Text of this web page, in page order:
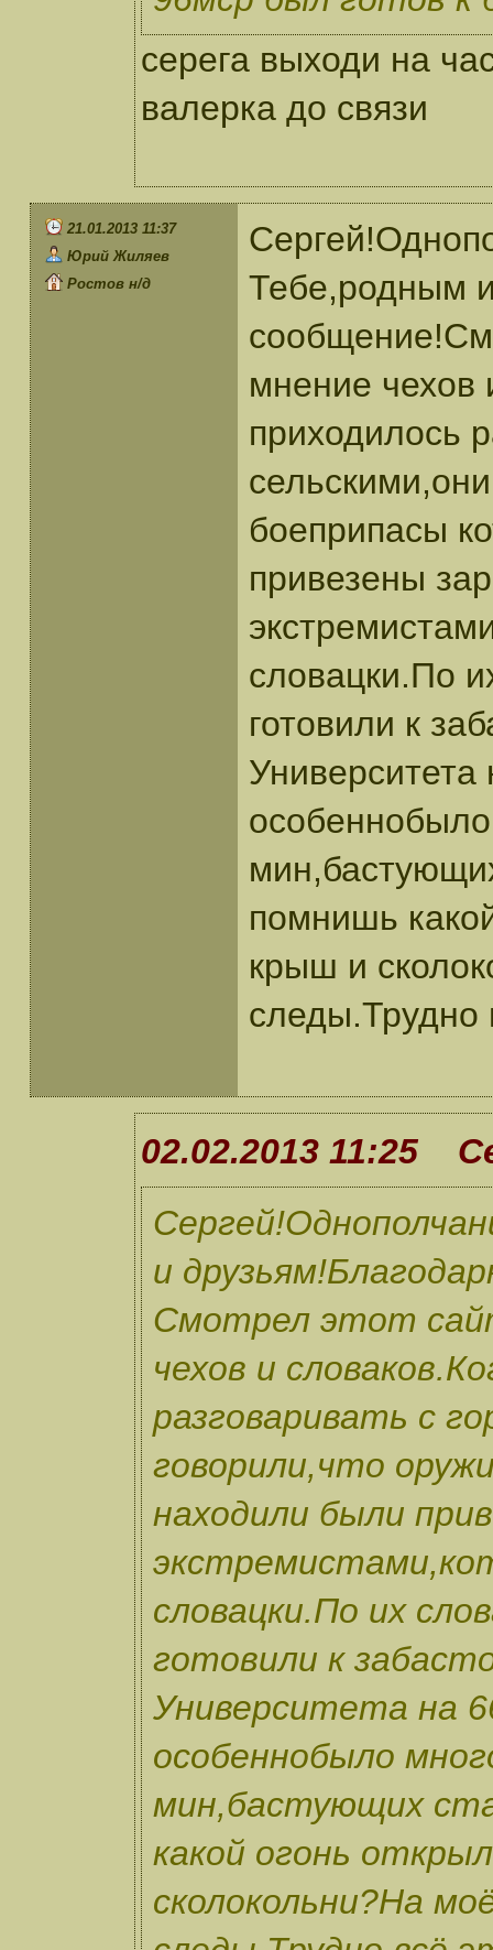
серега выходи на
валерка до связи
21.01.2013 11:37
Юрий Жиляев
Ростов н/д
Тебе,родным
мнение чехов
приходилось
боеприпасы
привезены
словацки.По
готовили к
помнишь
крыш и
следы.Трудно
02.02.2013 11:25
и
Смотрел этот
чехов и
разговаривать с
говорили,что
находили были
словацки.По их
готовили к
Университета на
особеннобыло
мин,бастующих
какой огонь
сколокольни?На